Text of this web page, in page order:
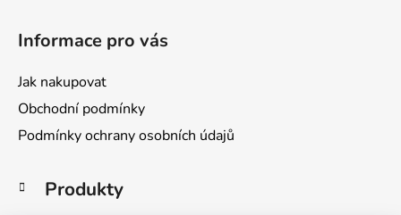
Informace pro vás
Jak nakupovat
Obchodní podmínky
Podmínky ochrany osobních údajů
K
a
Produkty